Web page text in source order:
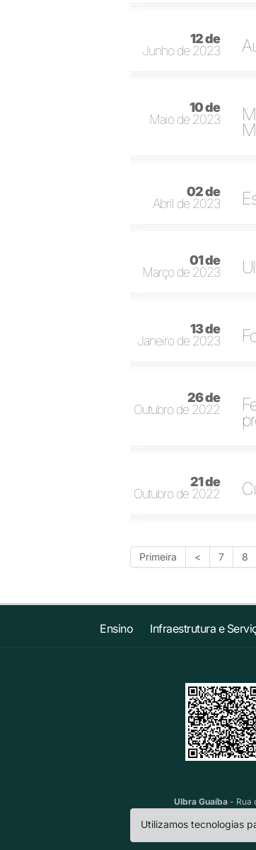
12 de
Junho de 2023
10 de
Maio de 2023
02 de
Abril de 2023
01 de
Março de 2023
13 de
Janeiro de 2023
26 de
Outubro de 2022
21 de
Outubro de 2022
Primeira < 7 8
Ensino Infraestrutura e
Ulbra Guaíba - Rua
Utilizamos tecnologias